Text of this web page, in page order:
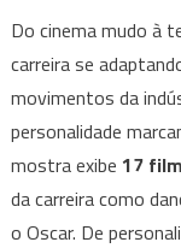
Do cinema mudo à
carreira se
movimentos da
personalidade
mostra exibe 17
da carreira como
o Oscar. De